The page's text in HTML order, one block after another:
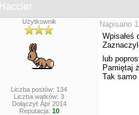
Haccier
Użytkownik
Liczba postów: 134
Liczba wątków: 3
Dołączył: Apr 2014
Reputacja: 10
Napisano
Wpisałeś
lub
Pamiętaj
Tak